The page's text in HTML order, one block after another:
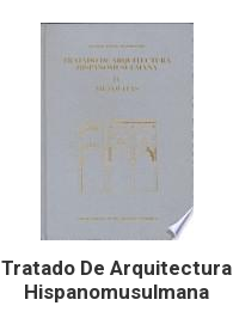
Tratado De Arquitectura
Hispanomusulmana